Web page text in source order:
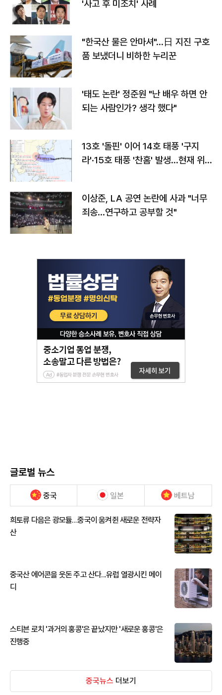
'사고 후 미조치' 사례
"한국산 물은 안마셔"…日 지진 구호
품 보냈더니 비하한 누리꾼
'태도 논란' 정준원 "난 배우 하면 안
되는 사람인가? 생각 했다"
13호 '돌핀' 이어 14호 태풍 '구지
라'·15호 태풍 '찬홈' 발생…현재 위
이상준, LA 공연 논란에 사과 "너무
죄송…연구하고 공부할 것"
글로벌 뉴스
중국 일본 베트남
희토류 다음은 광모듈…중국이 움켜쥔 새로운 전략자
산
중국산 에어콘을 웃돈 주고 산다...유럽 열광시킨 메이
디
스티븐 로치 '과거의 홍콩'은 끝났지만 '새로운 홍콩'은
진행중
중국뉴스 더보기